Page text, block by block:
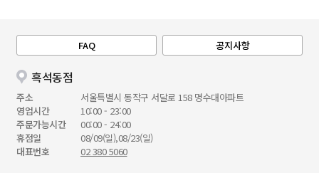
FAQ 공지사항
흑석동점
주소
서울특별시 동작구 서달로 158 명수대아파트
영업시간
10:00 - 23:00
주문가능시간
00:00 - 24:00
휴점일
08/09(일),08/23(일)
대표번호
02 380 5060